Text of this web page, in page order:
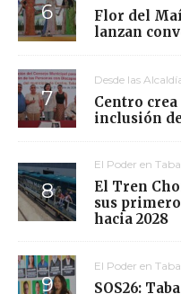
Flor del
lanzan
Desde las
Centro
inclusión
El Poder en
El Tren
sus
hacia 2028
El Poder en
SOS26: